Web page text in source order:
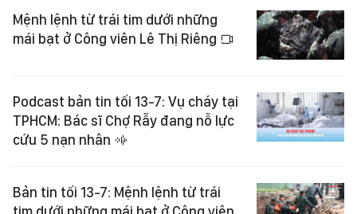
Mệnh lệnh từ trái tim dưới những
mái bạt ở Công viên Lê Thị Riêng
Podcast bản tin tối 13-7: Vụ cháy tại
TPHCM: Bác sĩ Chợ Rẫy đang nỗ lực
cứu 5 nạn nhân
Bản tin tối 13-7: Mệnh lệnh từ trái